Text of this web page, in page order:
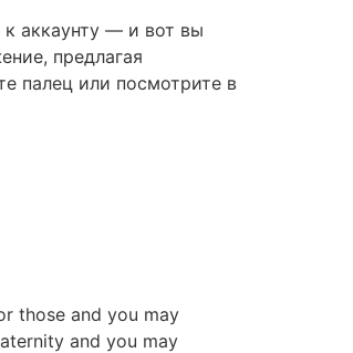
аккаунту — и вот вы
предлагая
палец или посмотрите в
those and you may
and you may